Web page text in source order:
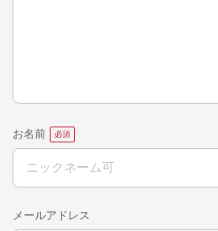
お名前
メールアドレス